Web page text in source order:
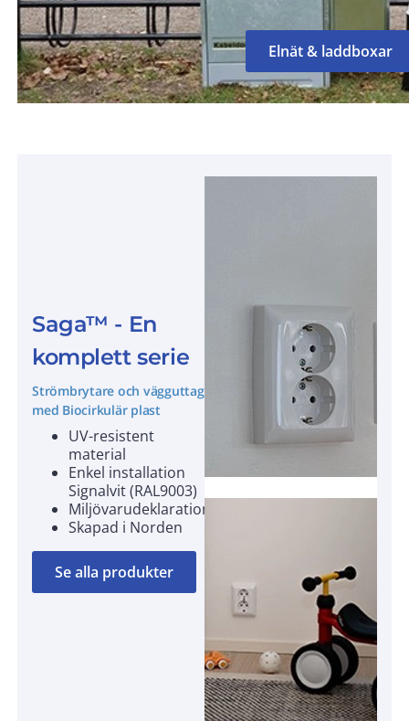
Elnät & laddboxar
Saga™ - En
komplett serie
Strömbrytare och vägguttag
med Biocirkulär plast
UV-resistent
material
Enkel installation
Signalvit (RAL9003)
Miljövarudeklarationer
Skapad i Norden
Se alla produkter